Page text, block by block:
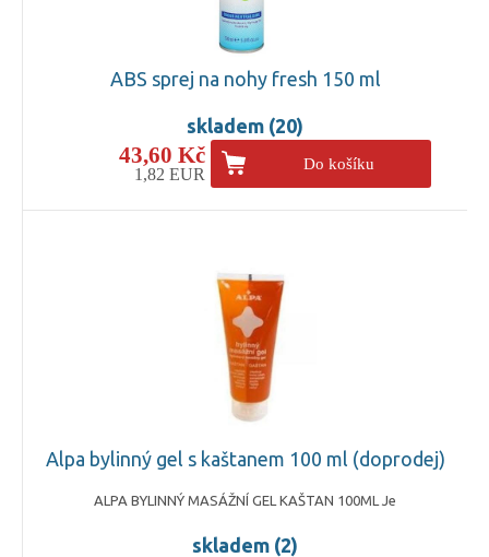
ABS sprej na nohy fresh 150 ml
skladem (20)
43,60 Kč
1,82 EUR
Do košíku
Alpa bylinný gel s kaštanem 100 ml (doprodej)
ALPA BYLINNÝ MASÁŽNÍ GEL KAŠTAN 100ML Je
skladem (2)